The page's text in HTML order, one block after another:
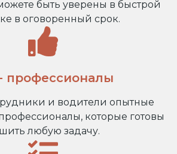
быть уверены в быстрой
в оговоренный срок.
профессионалы
и водители опытные
которые готовы
любую задачу.